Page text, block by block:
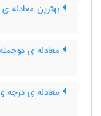
بهترین معادله
معادله ی
معادله ی درجه